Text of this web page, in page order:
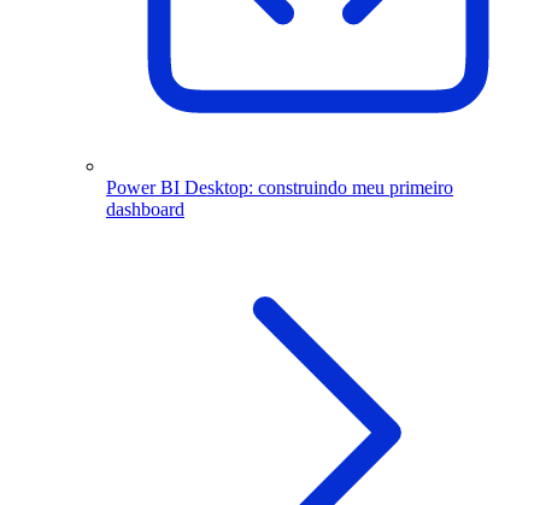
Power BI Desktop: construindo meu primeiro
dashboard